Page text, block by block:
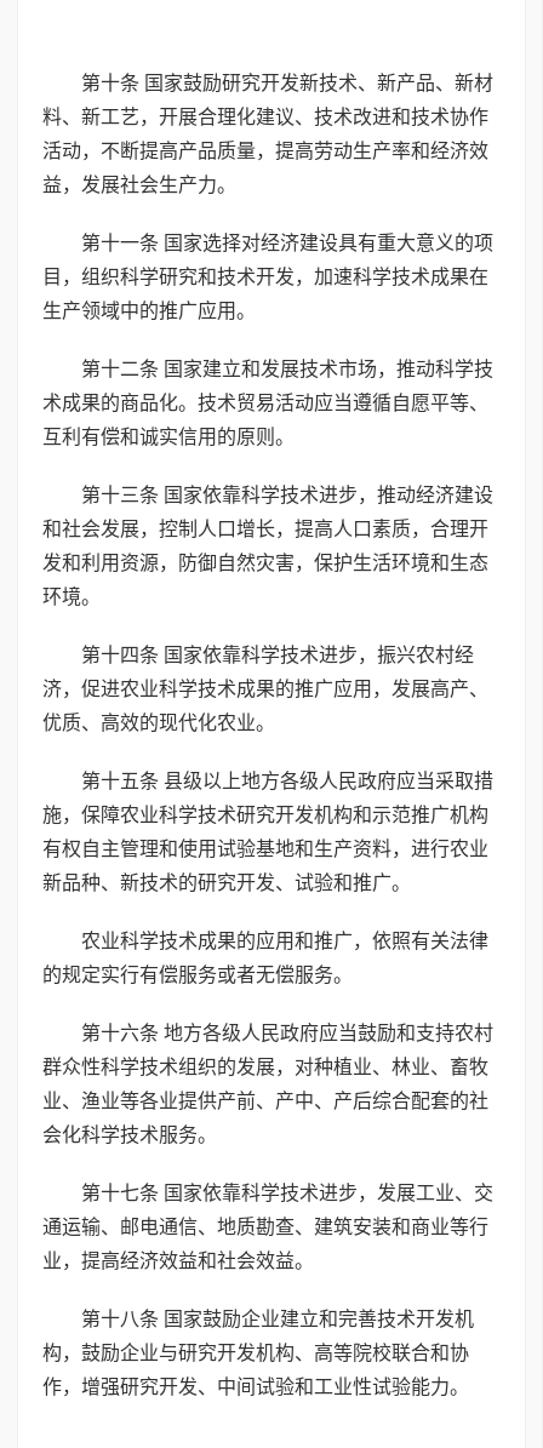
第十条 国家鼓励研究开发新技术、新产品、新材
料、新工艺，开展合理化建议、技术改进和技术协作
活动，不断提高产品质量，提高劳动生产率和经济效
益，发展社会生产力。
第十一条 国家选择对经济建设具有重大意义的项
目，组织科学研究和技术开发，加速科学技术成果在
生产领域中的推广应用。
第十二条 国家建立和发展技术市场，推动科学技
术成果的商品化。技术贸易活动应当遵循自愿平等、
互利有偿和诚实信用的原则。
第十三条 国家依靠科学技术进步，推动经济建设
和社会发展，控制人口增长，提高人口素质，合理开
发和利用资源，防御自然灾害，保护生活环境和生态
环境。
第十四条 国家依靠科学技术进步，振兴农村经
济，促进农业科学技术成果的推广应用，发展高产、
优质、高效的现代化农业。
第十五条 县级以上地方各级人民政府应当采取措
施，保障农业科学技术研究开发机构和示范推广机构
有权自主管理和使用试验基地和生产资料，进行农业
新品种、新技术的研究开发、试验和推广。
农业科学技术成果的应用和推广，依照有关法律
的规定实行有偿服务或者无偿服务。
第十六条 地方各级人民政府应当鼓励和支持农村
群众性科学技术组织的发展，对种植业、林业、畜牧
业、渔业等各业提供产前、产中、产后综合配套的社
会化科学技术服务。
第十七条 国家依靠科学技术进步，发展工业、交
通运输、邮电通信、地质勘查、建筑安装和商业等行
业，提高经济效益和社会效益。
第十八条 国家鼓励企业建立和完善技术开发机
构，鼓励企业与研究开发机构、高等院校联合和协
作，增强研究开发、中间试验和工业性试验能力。